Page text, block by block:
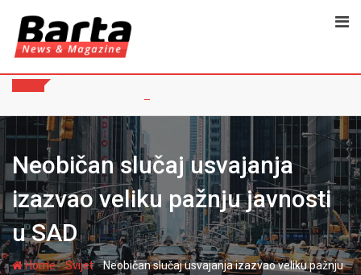
content
Neobičan slučaj usvajanja
izazvao veliku pažnju javnosti
u SAD
Home-Svijet-Neobičan slučaj usvajanja izazvao veliku pažnju